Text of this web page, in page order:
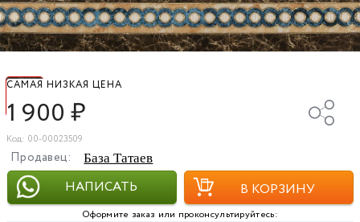
САМАЯ НИЗКАЯ ЦЕНА
1 900₽
Код: 00-00023509
Продавец: База Татаев
НАПИСАТЬ В КОРЗИНУ
Оформите заказ или проконсультируйтесь: